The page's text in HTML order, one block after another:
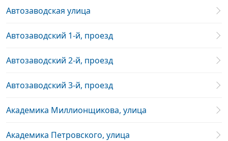
Автозаводская улица
Автозаводский 1-й, проезд
Автозаводский 2-й, проезд
Автозаводский 3-й, проезд
Академика Миллионщикова, улица
Академика Петровского, улица